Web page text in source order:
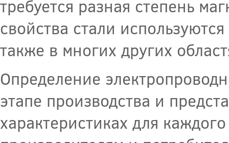
требуется разная степень
свойства стали
также в многих других
Определение
этапе производства и
характеристиках для